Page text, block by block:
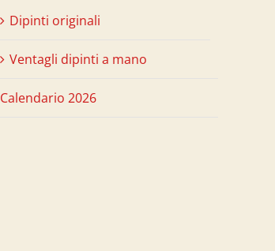
Dipinti originali
Ventagli dipinti a mano
Calendario 2026